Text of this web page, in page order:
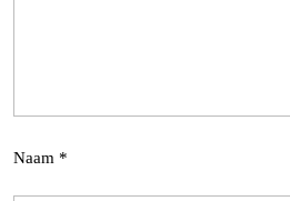
Naam *